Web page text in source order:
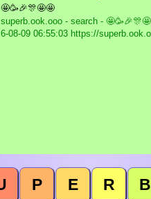
🤩🥳🎉🎊🤩🤩
superb.ook.ooo - search -
6-08-09 06:55:03 https://
P E R B